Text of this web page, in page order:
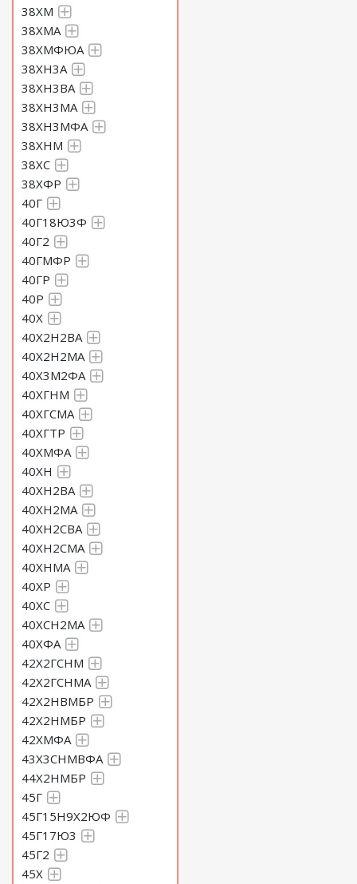
38ХМ
38ХМА
38ХМФЮА
38ХН3А
38ХН3ВА
38ХН3МА
38ХН3МФА
38ХНМ
38ХС
38ХФР
40Г
40Г18Ю3Ф
40Г2
40ГМФР
40ГР
40Р
40Х
40Х2Н2ВА
40Х2Н2МА
40Х3М2ФА
40ХГНМ
40ХГСМА
40ХГТР
40ХМФА
40ХН
40ХН2ВА
40ХН2МА
40ХН2СВА
40ХН2СМА
40ХНМА
40ХР
40ХС
40ХСН2МА
40ХФА
42Х2ГСНМ
42Х2ГСНМА
42Х2НВМБР
42Х2НМБР
42ХМФА
43Х3СНМВФА
44Х2НМБР
45Г
45Г15Н9Х2ЮФ
45Г17Ю3
45Г2
45Х